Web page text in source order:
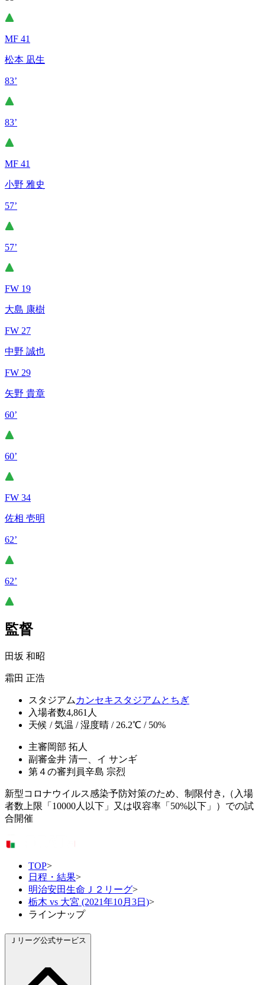
MF 41
松本 凪生
83’
83’
MF 41
小野 雅史
57’
57’
FW 19
大島 康樹
FW 27
中野 誠也
FW 29
矢野 貴章
60’
60’
FW 34
佐相 壱明
62’
62’
監督
田坂 和昭
霜田 正浩
スタジアム カンセキスタジアムとちぎ
入場者数4,861人
天候 / 気温 / 湿度晴 / 26.2℃ / 50%
主審岡部 拓人
副審金井 清一、イ サンギ
第４の審判員辛島 宗烈
新型コロナウイルス感染予防対策のため、制限付き,（入場
者数上限「10000人以下」又は収容率「50%以下」）での試
合開催
TOP>
日程・結果>
明治安田生命Ｊ２リーグ>
栃木 vs 大宮 (2021年10月3日)>
ラインナップ
Ｊリーグ公式サービス